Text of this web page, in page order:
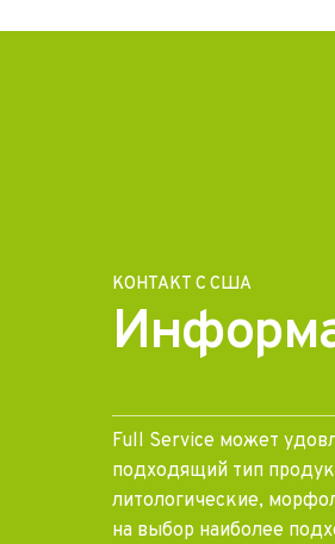
КОНТАКТ С США
Full Service может
подходящий тип
литологические,
на выбор наиболее